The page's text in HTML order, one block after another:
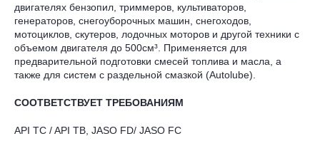
двигателях бензопил, триммеров, культиваторов,
генераторов, снегоуборочных машин, снегоходов,
мотоциклов, скутеров, лодочных моторов и другой техники с
объемом двигателя до 500см³. Применяется для
предварительной подготовки смесей топлива и масла, а
также для систем с раздельной смазкой (Autolube).
СООТВЕТСТВУЕТ ТРЕБОВАНИЯМ
API TC / API TB, JASO FD/ JASO FC